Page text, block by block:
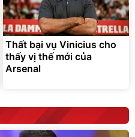
Thùng 48 hộp Sữa tươi Tiệt
Trùng Vinamilk Green Farm
110ml
376.358đ
313.632đ
Deal hot
vinamilk official
Thất bại vụ Vinicius cho
thấy vị thế mới của
Arsenal